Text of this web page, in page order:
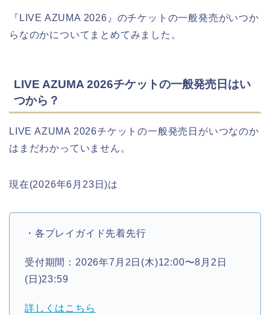
『LIVE AZUMA 2026』のチケットの一般発売がいつか
らなのかについてまとめてみました。
LIVE AZUMA 2026チケットの一般発売日はい
つから？
LIVE AZUMA 2026チケットの一般発売日がいつなのか
はまだわかっていません。
現在(2026年6月23日)は
・各プレイガイド先着先行
受付期間：2026年7月2日(木)12:00〜8月2日
(日)23:59
詳しくはこちら